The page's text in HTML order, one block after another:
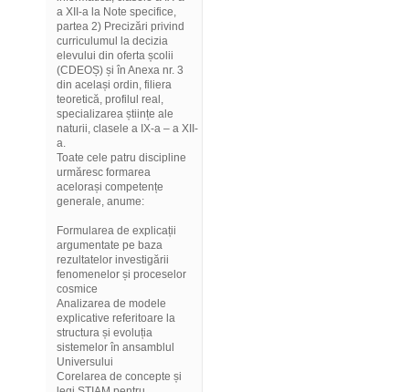
a XII-a la Note specifice,
partea 2) Precizări privind
curriculumul la decizia
elevului din oferta școlii
(CDEOȘ) și în Anexa nr. 3
din același ordin, filiera
teoretică, profilul real,
specializarea științe ale
naturii, clasele a IX-a – a XII-
a.
Toate cele patru discipline
urmăresc formarea
acelorași competențe
generale, anume:
Formularea de explicații
argumentate pe baza
rezultatelor investigării
fenomenelor și proceselor
cosmice
Analizarea de modele
explicative referitoare la
structura și evoluția
sistemelor în ansamblul
Universului
Corelarea de concepte și